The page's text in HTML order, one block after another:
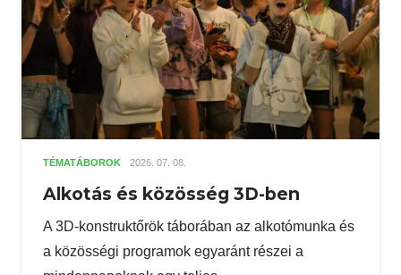
TÉMATÁBOROK 2026. 07. 08.
Alkotás és közösség 3D-ben
A 3D-konstruktőrök táborában az alkotómunka és
a közösségi programok egyaránt részei a